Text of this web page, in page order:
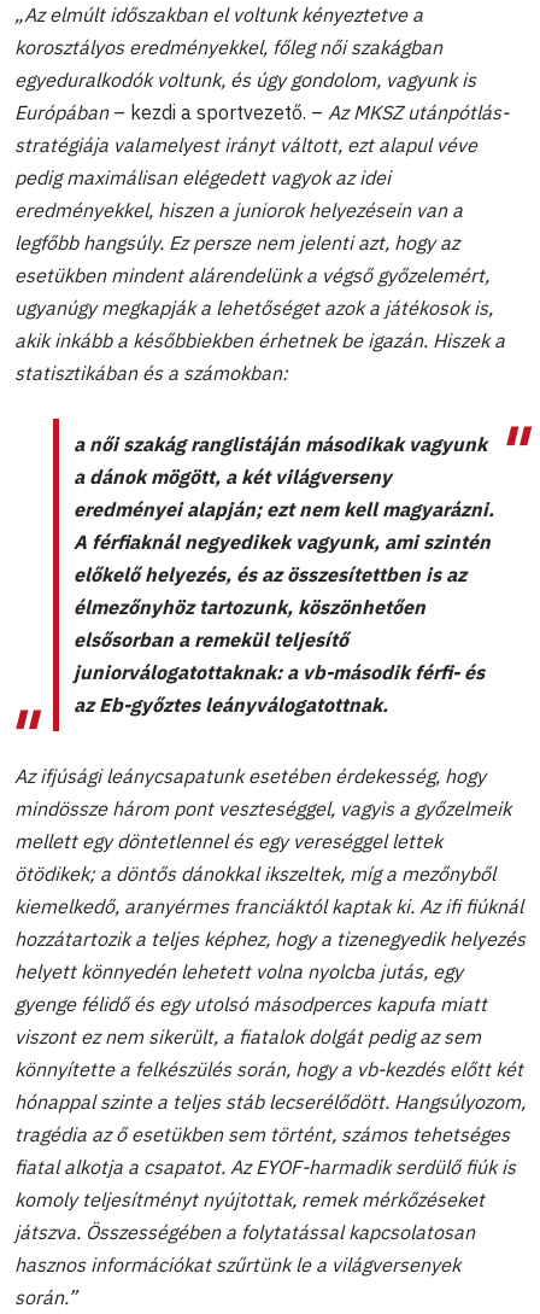
„Az elmúlt időszakban el voltunk kényeztetve a
korosztályos eredményekkel, főleg női szakágban
egyeduralkodók voltunk, és úgy gondolom, vagyunk is
Európában– kezdi a sportvezető. – Az MKSZ utánpótlás-
stratégiája valamelyest irányt váltott, ezt alapul véve
pedig maximálisan elégedett vagyok az idei
eredményekkel, hiszen a juniorok helyezésein van a
legfőbb hangsúly. Ez persze nem jelenti azt, hogy az
esetükben mindent alárendelünk a végső győzelemért,
ugyanúgy megkapják a lehetőséget azok a játékosok is,
akik inkább a későbbiekben érhetnek be igazán. Hiszek a
statisztikában és a számokban:
a női szakág ranglistáján másodikak vagyunk
a dánok mögött, a két világverseny
eredményei alapján; ezt nem kell magyarázni.
A férfiaknál negyedikek vagyunk, ami szintén
előkelő helyezés, és az összesítettben is az
élmezőnyhöz tartozunk, köszönhetően
elsősorban a remekül teljesítő
juniorválogatottaknak: a vb-második férfi- és
az Eb-győztes leányválogatottnak.
Az ifjúsági leánycsapatunk esetében érdekesség, hogy
mindössze három pont veszteséggel, vagyis a győzelmeik
mellett egy döntetlennel és egy vereséggel lettek
ötödikek; a döntős dánokkal ikszeltek, míg a mezőnyből
kiemelkedő, aranyérmes franciáktól kaptak ki. Az ifi fiúknál
hozzátartozik a teljes képhez, hogy a tizenegyedik helyezés
helyett könnyedén lehetett volna nyolcba jutás, egy
gyenge félidő és egy utolsó másodperces kapufa miatt
viszont ez nem sikerült, a fiatalok dolgát pedig az sem
könnyítette a felkészülés során, hogy a vb-kezdés előtt két
hónappal szinte a teljes stáb lecserélődött. Hangsúlyozom,
tragédia az ő esetükben sem történt, számos tehetséges
fiatal alkotja a csapatot. Az EYOF-harmadik serdülő fiúk is
komoly teljesítményt nyújtottak, remek mérkőzéseket
játszva. Összességében a folytatással kapcsolatosan
hasznos információkat szűrtünk le a világversenyek
során.”